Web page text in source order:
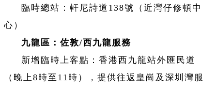
臨時總站：軒尼詩道138號（近灣仔修頓中
心）
九龍區：佐敦/西九龍服務
新增臨時上客點：香港西九龍站外匯民道
（晚上8時至11時），提供往返皇崗及深圳灣服